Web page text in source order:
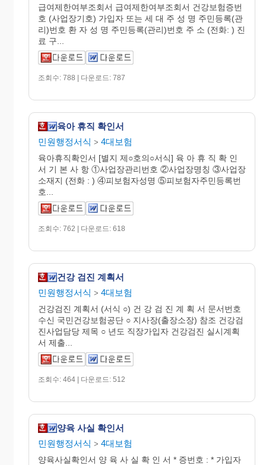
급여제한여부조회서 급여제한여부조회서 건강보험증번
호 (사업장기호) 가입자 또는 세 대 주 성 명 주민등록(관
리)번호 환 자 성 명 주민등록(관리)번호 주 소 (전화: ) 진
료 구...
조회수: 788 | 다운로드: 787
육아 휴직 확인서
민원행정서식 > 4대보험
육아휴직확인서 [별지 제○호의○서식] 육 아 휴 직 확 인
서 기 본 사 항 ①사업장관리번호 ②사업장명칭 ③사업장
소재지 (전화 : ) ④피보험자성명 ⑤피보험자주민등록번
호...
조회수: 762 | 다운로드: 618
건강 검진 계획서
민원행정서식 > 4대보험
건강검진 계획서 (서식 ○) 건 강 검 진 계 획 서 문서번호
수신 국민건강보험공단 ○ 지사장(출장소장) 참조 건강검
진사업담당 제목 ○ 년도 직장가입자 건강검진 실시계획
서 제출...
조회수: 464 | 다운로드: 512
양육 사실 확인서
민원행정서식 > 4대보험
양육사실확인서 양 육 사 실 확 인 서 * 증번호 : * 가입자